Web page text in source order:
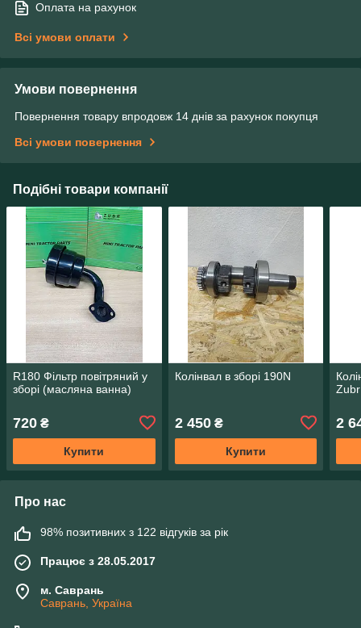
Оплата на рахунок
Всі умови оплати
Умови повернення
Повернення товару впродовж 14 днів за рахунок покупця
Всі умови повернення
Подібні товари компанії
R180 Фільтр повітряний у
зборі (масляна ванна)
720 ₴
Купити
Колінвал в зборі 190N
2 450₴
Купити
Zubr
2
Про нас
98% позитивних з 122 відгуків за рік
Працює з 28.05.2017
м. Саврань
Саврань, Україна